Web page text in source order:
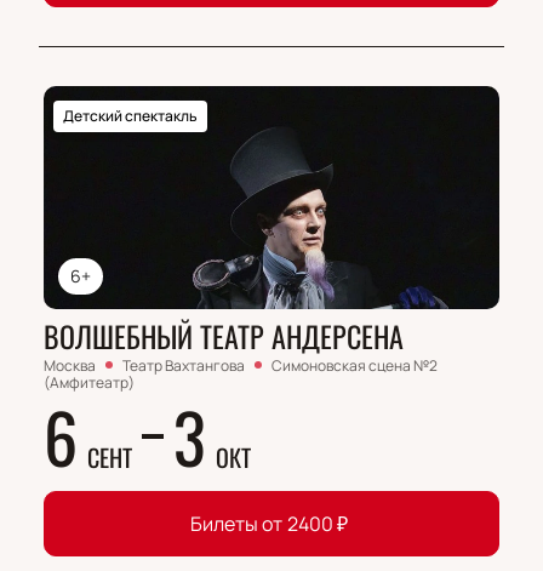
6+
Детский спектакль
ВОЛШЕБНЫЙ ТЕАТР АНДЕРСЕНА
Москва Театр Вахтангова
Симоновская сцена №2
(Амфитеатр)
6 СЕНТ 3 ОКТ
Билеты от2400₽